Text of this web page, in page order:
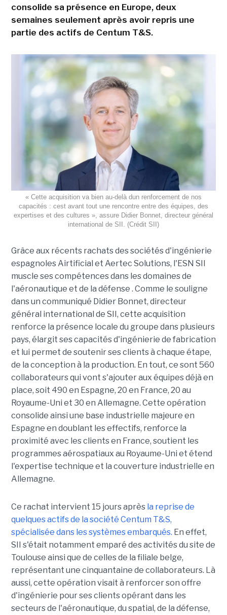
consolide sa présence en Europe, deux
semaines seulement après avoir repris une
partie des actifs de Centum T&S.
« Cette acquisition va bien au-delà dun renforcement de nos
capacités : cest avant tout une rencontre entre des équipes, des
expertises et des cultures », assure Didier Bonnet, directeur général
international de SII. (Crédit SII)
Grâce aux récents rachats des sociétés d'ingénierie
espagnoles Airtificial et Aertec Solutions, l'ESN SII
muscle ses compétences dans les domaines de
l'aéronautique et de la défense . Comme le souligne
dans un communiqué Didier Bonnet, directeur
général international de SII, cette acquisition
renforce la présence locale du groupe dans plusieurs
pays, élargit ses capacités d'ingénierie de fabrication
et lui permet de soutenir ses clients à chaque étape,
de la conception à la production. En tout, ce sont 560
collaborateurs qui vont s'ajouter aux équipes déjà en
place, soit 490 en Espagne, 20 en France, 20 au
Royaume-Uni et 30 en Allemagne. Cette opération
consolide ainsi une base industrielle majeure en
Espagne en doublant les effectifs, renforce la
proximité avec les clients en France, soutient les
programmes aérospatiaux au Royaume-Uni et étend
l'expertise technique et la couverture industrielle en
Allemagne.
Ce rachat intervient 15 jours après la reprise de
quelques actifs de la société Centum T&S,
spécialisée dans les systèmes embarqués. En effet,
SII s'était notamment emparé des activités du site de
Toulouse ainsi que de celles de la filiale belge,
représentant une cinquantaine de collaborateurs. Là
aussi, cette opération visait à renforcer son offre
d'ingénierie pour ses clients opérant dans les
secteurs de l'aéronautique, du spatial, de la défense,